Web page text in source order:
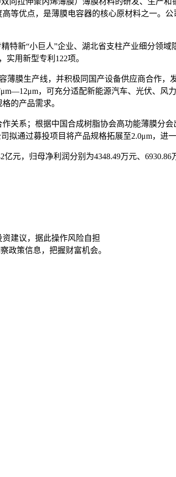
等优点，是薄膜电容器的核心原材料之一。
特新“小巨人”企业、湖北省支柱产业细分领
实用新型专利122项。
膜生产线，并积极同国产设备供应商合作，
，可充分适配新能源汽车、光伏、风
的产品需求。
关系；根据中国合成树脂协会高功能薄膜分
通过募投项目将产品规格拓展至2.0μm，进
元，归母净利润分别为4348.49万元、
建议，据此操作风险自担
政策信息，把握财富机会。